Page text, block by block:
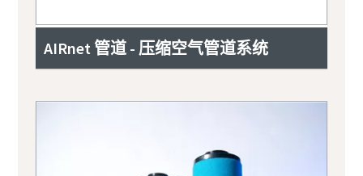
AIRnet 管道 - 压缩空气管道系统